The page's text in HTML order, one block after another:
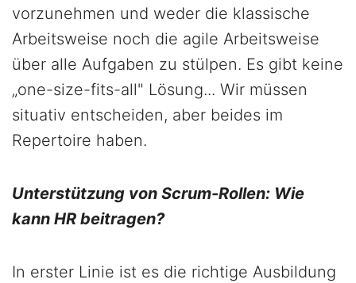
vorzunehmen und weder die klassische
Arbeitsweise noch die agile Arbeitsweise
über alle Aufgaben zu stülpen. Es gibt keine
„one-size-fits-all" Lösung... Wir müssen
situativ entscheiden, aber beides im
Repertoire haben.
Unterstützung von Scrum-Rollen: Wie
kann HR beitragen?
In erster Linie ist es die richtige Ausbildung